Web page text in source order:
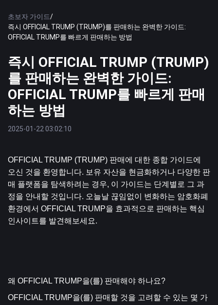
초보자 가이드/
즉시 OFFICIAL TRUMP (TRUMP)를 판매하는 완벽한 가이드:
OFFICIAL TRUMP를 빠르게 판매하는 방법
즉시 OFFICIAL TRUMP (TRUMP)
를 판매하는 완벽한 가이드:
OFFICIAL TRUMP를 빠르게 판매
하는 방법
2025-01-22 03:02:10
OFFICIAL TRUMP (TRUMP) 판매에 대한 종합 가이드에
오신 것을 환영합니다. 보유 자산을 현금화하거나 다양한 판
매 플랫폼을 탐색하려는 경우, 이 가이드는 단계별로 그 과
정을 안내할 것입니다. 오늘날 끊임없이 변화하는 암호화폐
환경에서 OFFICIAL TRUMP을 효과적으로 판매하는 핵심
인사이트를 발견해보세요.
왜 OFFICIAL TRUMP을(를) 판매해야 하나요?
OFFICIAL TRUMP을(를) 판매할 것을 고려할 수 있는 몇 가